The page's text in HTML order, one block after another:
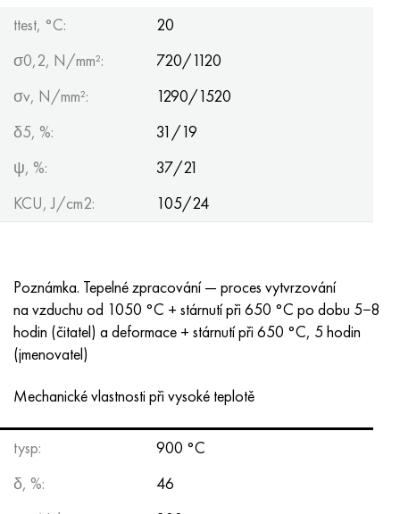
ttest, °С:
20
σ0,2, N/mm²:
720/1120
σv, N/mm²:
1290/1520
δ5, %:
31/19
ψ, %:
37/21
KCU, J/cm2:
105/24
Poznámka. Tepelné zpracování — proces vytvrzování
na vzduchu od 1050 °C + stárnutí při 650 °C po dobu 5−8
hodin (čitatel) a deformace + stárnutí při 650 °C, 5 hodin
(jmenovatel)
Mechanické vlastnosti při vysoké teplotě
tysp:
900 °С
δ, %:
46